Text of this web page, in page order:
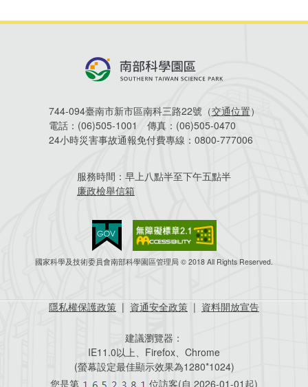
744-094臺南市新市區南科三路22號（交通位置）
電話： (06)505-1001 傳真： (06)505-0470
24小時災害事故通報免付費專線： 0800-777006
服務時間： 早上八點半至下午五點半
廉政檢舉信箱
國家科學及技術委員會南部科學園區管理局 © 2018 All Rights Reserved.
隱私權保護政策 | 資通安全政策 | 資料開放宣告
建議瀏覽器：
IE11.0以上、Firefox、Chrome
(螢幕設定最佳顯示效果為1280*1024)
您是第
位訪客(自 2026-01-01起)